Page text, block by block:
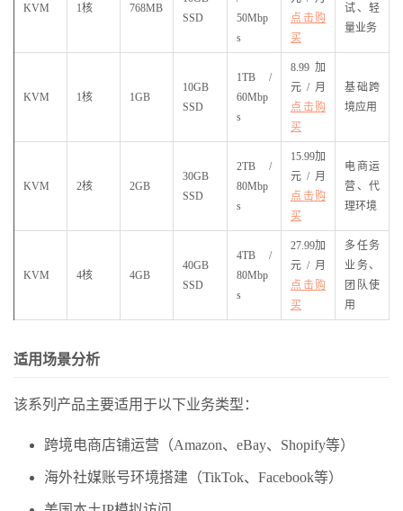
KVM 1核 768MB
SSD
50Mbp
s
点击购
买
试、轻
量业务
KVM 1核 1GB
10GB
SSD
1TB /
60Mbp
s
8.99加
元/月
点击购
买
基础跨
境应用
KVM 2核 2GB
30GB
SSD
2TB /
80Mbp
s
15.99加
元/月
点击购
买
电商运
营、代
理环境
KVM 4核 4GB
40GB
SSD
4TB /
80Mbp
s
27.99加
元/月
点击购
买
多任务
业务、
团队使
用
适用场景分析
该系列产品主要适用于以下业务类型：
跨境电商店铺运营（Amazon、eBay、Shopify等）
海外社媒账号环境搭建（TikTok、Facebook等）